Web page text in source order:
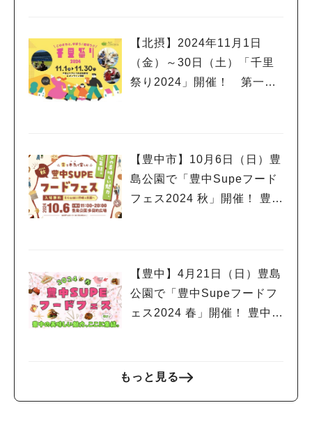
【北摂】2024年11月1日
（金）～30日（土）「千里
祭り2024」開催！ 第一弾
【豊中市】10月6日（日）豊
島公園で「豊中Supeフード
フェス2024 秋」開催！ 豊中
【豊中】4月21日（日）豊島
公園で「豊中Supeフードフ
ェス2024 春」開催！ 豊中の
もっと見る